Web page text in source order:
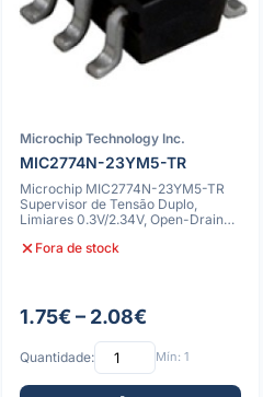
Microchip Technology Inc.
MIC2774N-23YM5-TR
Microchip MIC2774N-23YM5-TR
Supervisor de Tensão Duplo,
Limiares 0.3V/2.34V, Open-Drain
Fora de stock
1.75€ – 2.08€
Quantidade: Mín: 1